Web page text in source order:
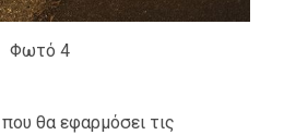
Φωτό 4
θα εφαρμόσει τις